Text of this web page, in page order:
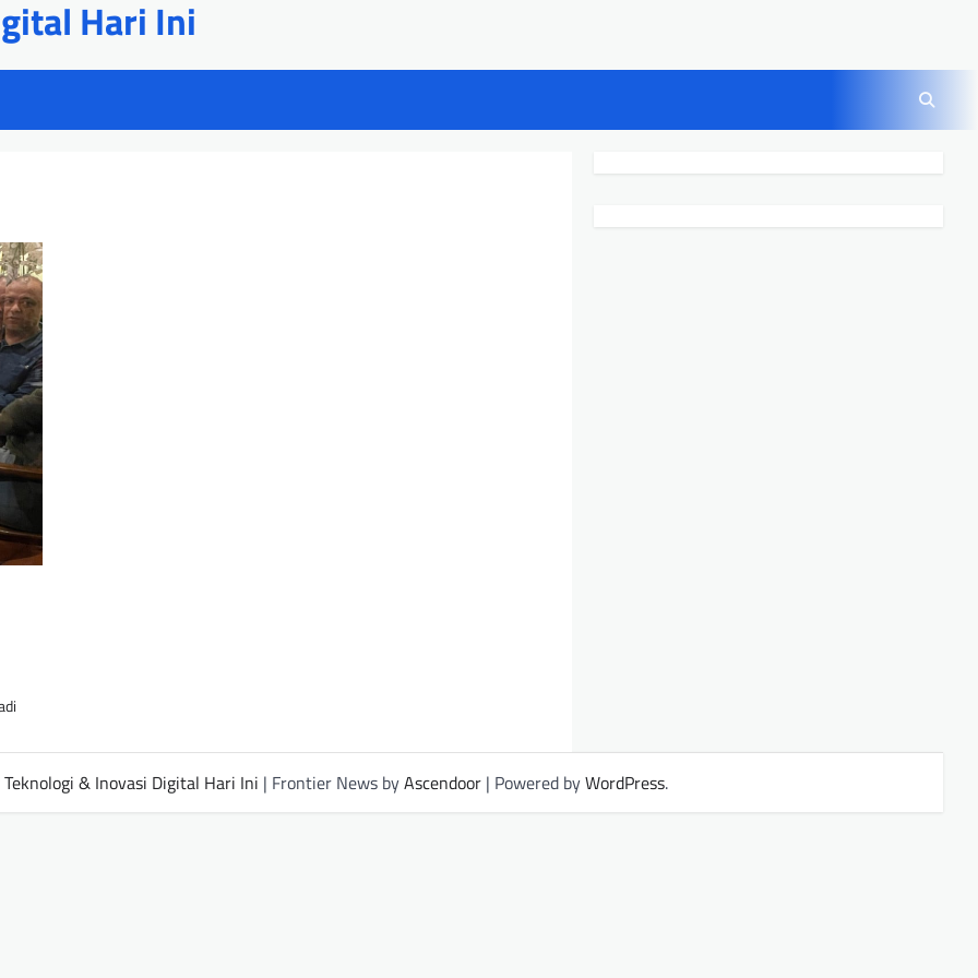
Hari Ini
Teknologi & Inovasi Digital Hari Ini | Frontier News byAscendoor| Powered byWordPress.